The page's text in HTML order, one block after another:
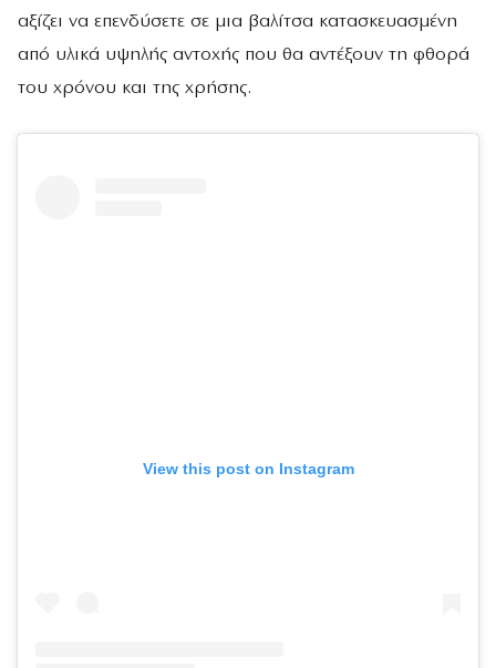
αξίζει να επενδύσετε σε μια βαλίτσα κατασκευασμένη
από υλικά υψηλής αντοχής που θα αντέξουν τη φθορά
του χρόνου και της χρήσης.
View this post on Instagram